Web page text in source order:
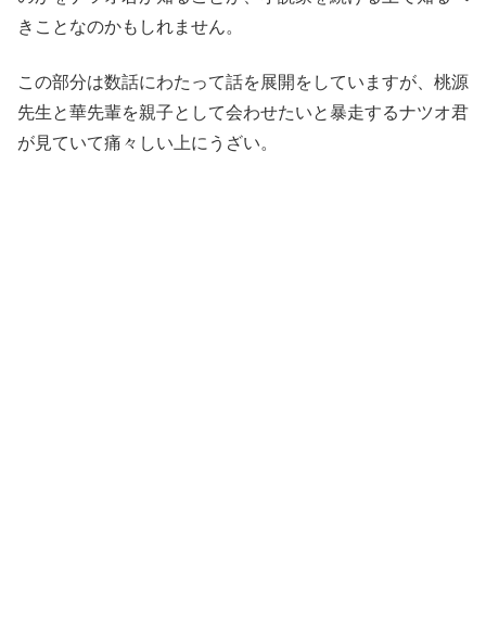
きことなのかもしれません。
この部分は数話にわたって話を展開をしていますが、桃源
先生と華先輩を親子として会わせたいと暴走するナツオ君
が見ていて痛々しい上にうざい。